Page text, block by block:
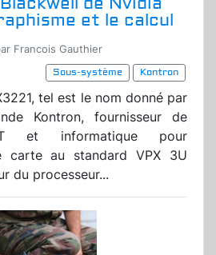
et le calcul
Francois Gauthier
Sous-système
Kontron
tel est le nom donné par
Kontron, fournisseur de
et informatique pour
carte au standard VPX 3U
du processeur...